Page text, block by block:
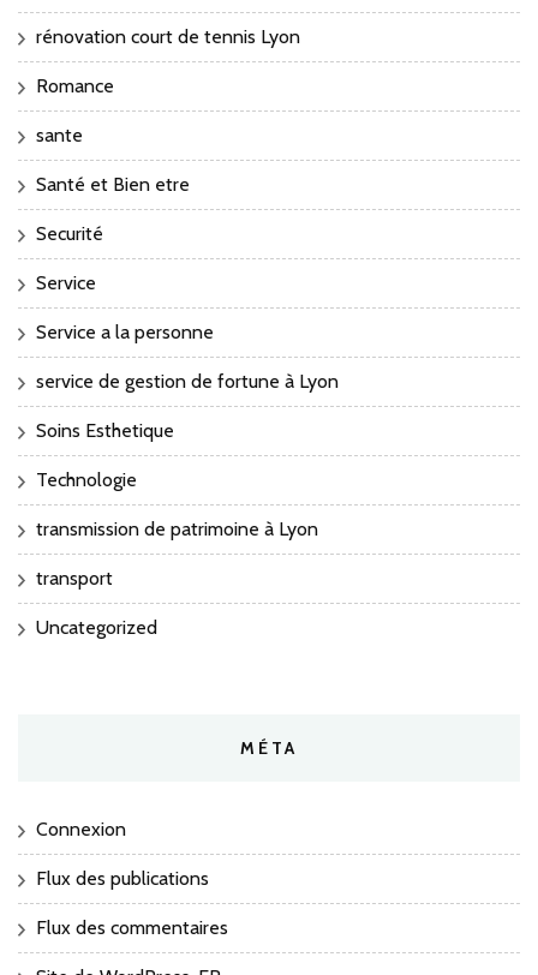
rénovation court de tennis Lyon
Romance
sante
Santé et Bien etre
Securité
Service
Service a la personne
service de gestion de fortune à Lyon
Soins Esthetique
Technologie
transmission de patrimoine à Lyon
transport
Uncategorized
MÉTA
Connexion
Flux des publications
Flux des commentaires